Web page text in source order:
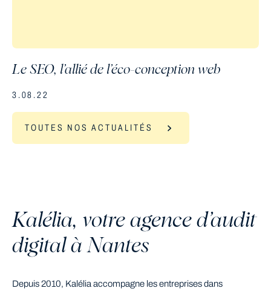
Le SEO, l’allié de l’éco-conception web
3.08.22
TOUTES NOS ACTUALITÉS
Kalélia, votre agence d’audit
digital à Nantes
Depuis 2010, Kalélia accompagne les entreprises dans